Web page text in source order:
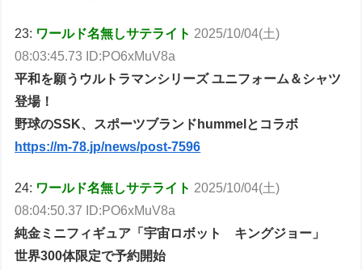
23: ワールド名無しサテライト2025/10/04(土)
08:03:45.73 ID:PO6xMuV8a
平和を願うウルトラマンシリーズ ユニフォーム＆シャツ
登場！
野球のSSK、スポーツブランドhummelとコラボ
https://m-78.jp/news/post-7596
24: ワールド名無しサテライト 2025/10/04(土)
08:04:50.37 ID:PO6xMuV8a
純金ミニフィギュア「宇宙ロボット キングジョー」
世界300体限定で予約開始